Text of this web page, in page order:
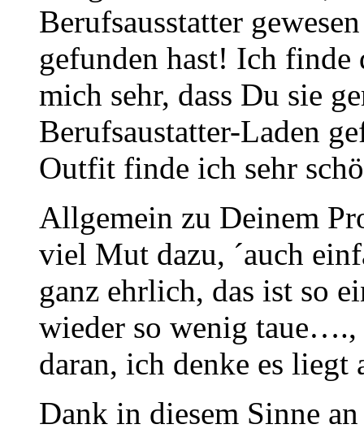
Berufsausstatter
gefunden hast! Ich
mich sehr, dass Du sie
Berufsaustatter-Laden
Outfit finde ich sehr
Allgemein zu Deinem
viel Mut dazu, ´auch
ganz ehrlich, das ist so
wieder so wenig taue….,
daran, ich denke es
Dank in diesem Sinne